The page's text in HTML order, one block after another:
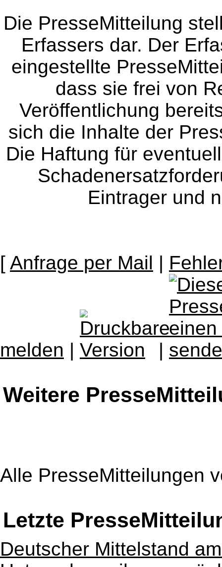
Die PresseMitteilung
Erfassers dar. Der
eingestellte
dass sie frei von
Veröffentlichung
sich die Inhalte der
Die Haftung für
Eintrager und
[ Anfrage per Mail |
melden | |
Weitere
Alle PresseMitteilungen
Letzte
Deutscher Mittelstand